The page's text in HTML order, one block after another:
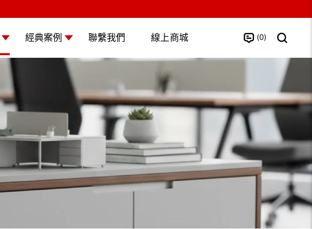
經典案例 聯繫我們 線上商城 0